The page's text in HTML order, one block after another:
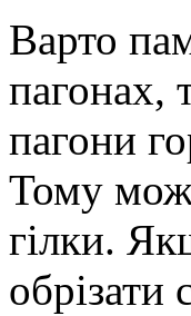
Варто
пагонах,
пагони
Тому
гілки.
обрізати